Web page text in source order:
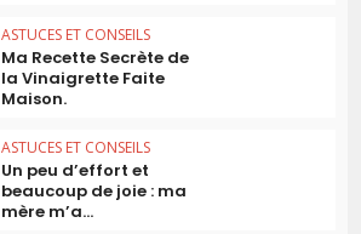
ASTUCES ET CONSEILS
Ma Recette Secrète de
la Vinaigrette Faite
Maison.
ASTUCES ET CONSEILS
Un peu d’effort et
beaucoup de joie : ma
mère m’a...